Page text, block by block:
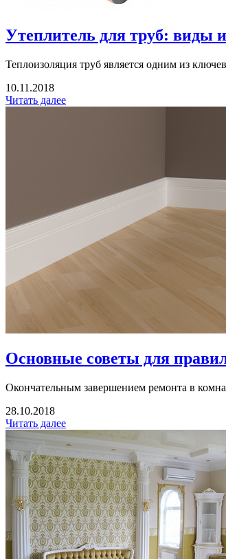
Утеплитель для труб: виды
Теплоизоляция труб является одним из
10.11.2018
Читать далее
Основные советы для
Окончательным завершением ремонта в
28.10.2018
Читать далее